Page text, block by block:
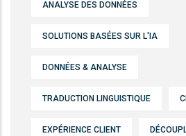
ANALYSE DES DONNÉES
SOLUTIONS BASÉES SUR L'IA
DONNÉES & ANALYSE
TRADUCTION LINGUISTIQUE
EXPÉRIENCE CLIENT